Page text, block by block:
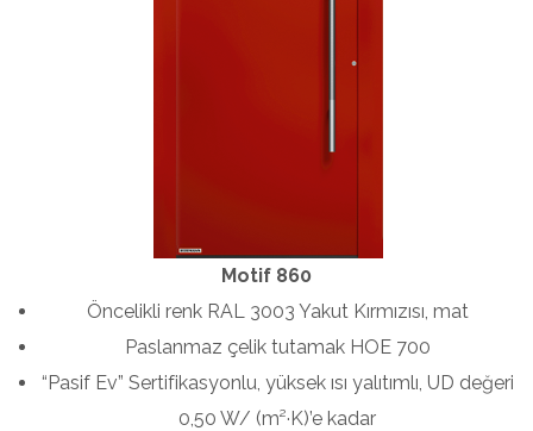
Motif 860
Öncelikli renk RAL 3003 Yakut Kırmızısı, mat
Paslanmaz çelik tutamak HOE 700
“Pasif Ev” Sertifikasyonlu, yüksek ısı yalıtımlı, UD değeri
0,50 W/ (m²·K)’e kadar